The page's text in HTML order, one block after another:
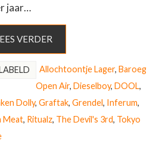
jaar…
VERDER
Allochtoontje Lager, Baroeg
Open Air, Dieselboy, DOOL,
Dolly, Graftak, Grendel, Inferum,
Meat, Ritualz, The Devil's 3rd, Tokyo